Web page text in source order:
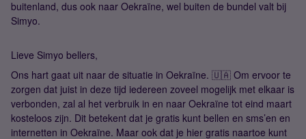
buitenland, dus ook naar Oekraïne, wel buiten de bundel valt bij
Simyo.
Lieve Simyo bellers,
Ons hart gaat uit naar de situatie in Oekraïne. 🇺🇦 Om ervoor te
zorgen dat juist in deze tijd iedereen zoveel mogelijk met elkaar is
verbonden, zal al het verbruik in en naar Oekraïne tot eind maart
kosteloos zijn. Dit betekent dat je gratis kunt bellen en sms’en en
internetten in Oekraïne. Maar ook dat je hier gratis naartoe kunt